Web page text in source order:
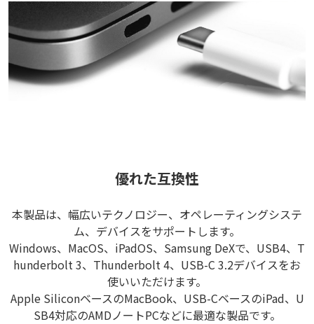
優れた互換性
本製品は、幅広いテクノロジー、オペレーティングシステ
ム、デバイスをサポートします。
Windows、MacOS、iPadOS、Samsung DeXで、USB4、T
hunderbolt 3、Thunderbolt 4、USB-C 3.2デバイスをお
使いいただけます。
Apple SiliconベースのMacBook、USB-CベースのiPad、U
SB4対応のAMDノートPCなどに最適な製品です。